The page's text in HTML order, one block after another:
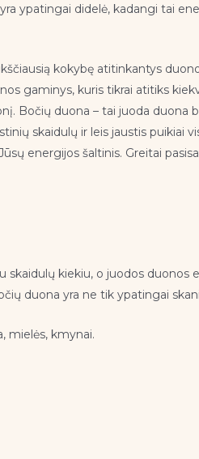
ypatingai didelė, kadangi tai
kokybę atitinkantys
gaminys, kuris tikrai atitiks
Bočių duona – tai juoda duona
skaidulų ir leis jaustis puikiai
energijos šaltinis. Greitai
skaidulų kiekiu, o juodos duonos
duona yra ne tik ypatingai
mielės, kmynai.